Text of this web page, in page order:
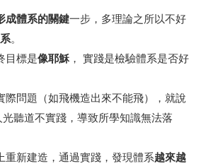
成體系的關鍵一步，多理論之所以不好
。
目標是像耶穌， 實踐是檢驗體系是否好
際問題（如飛機造出來不能飛），就說
聽道不實踐，導致所學知識無法落
重新建造，通過實踐，發現體系越來越